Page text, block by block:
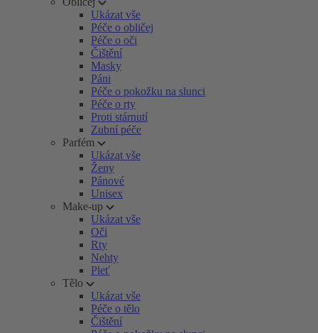
Ukázat vše
Péče o obličej
Péče o oči
Čištění
Masky
Páni
Péče o pokožku na slunci
Péče o rty
Proti stárnutí
Zubní péče
Parfém
Ukázat vše
Ženy
Pánové
Unisex
Make-up
Ukázat vše
Oči
Rty
Nehty
Pleť
Tělo
Ukázat vše
Péče o tělo
Čištění